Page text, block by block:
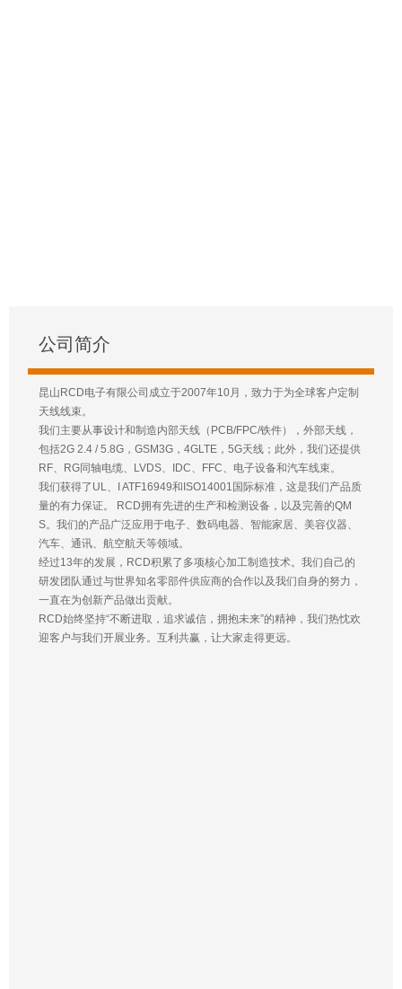
公司简介
昆山RCD电子有限公司成立于2007年10月，致力于为全球客户定制
天线线束。
我们主要从事设计和制造内部天线（PCB/FPC/铁件），外部天线，
包括2G 2.4 / 5.8G，GSM3G，4GLTE，5G天线；此外，我们还提供
RF、RG同轴电缆、LVDS、IDC、FFC、电子设备和汽车线束。
我们获得了UL、I ATF16949和ISO14001国际标准，这是我们产品质
量的有力保证。 RCD拥有先进的生产和检测设备，以及完善的QM
S。我们的产品广泛应用于电子、数码电器、智能家居、美容仪器、
汽车、通讯、航空航天等领域。
经过13年的发展，RCD积累了多项核心加工制造技术。我们自己的
研发团队通过与世界知名零部件供应商的合作以及我们自身的努力，
一直在为创新产品做出贡献。
RCD始终坚持“不断进取，追求诚信，拥抱未来”的精神，我们热忱欢
迎客户与我们开展业务。互利共赢，让大家走得更远。